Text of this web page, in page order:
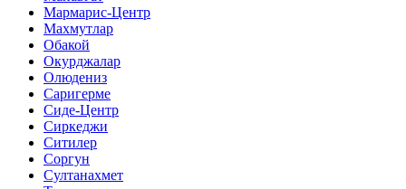
Мармарис-Центр
Махмутлар
Обакой
Окурджалар
Олюдениз
Саригерме
Сиде-Центр
Сиркеджи
Ситилер
Соргун
Султанахмет